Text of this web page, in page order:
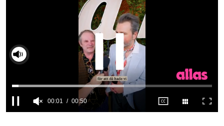
00:02 00:50